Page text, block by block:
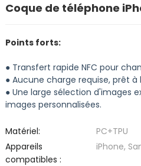
Coque de téléphone
Points forts:
● Transfert rapide NFC pour
● Aucune charge requise, prêt
● Une large sélection d'images
images personnalisées.
Matériel:
PC+TPU
Appareils
compatibles :
iPhone,